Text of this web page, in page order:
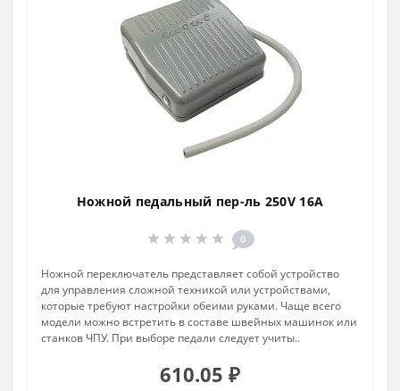
Ножной педальный пер-ль 250V 16A
0
Ножной переключатель представляет собой устройство
для управления сложной техникой или устройствами,
которые требуют настройки обеими руками. Чаще всего
модели можно встретить в составе швейных машинок или
станков ЧПУ. При выборе педали следует учиты..
610.05 ₽